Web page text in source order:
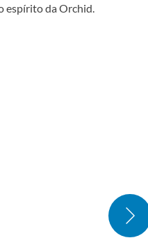
espírito da Orchid.